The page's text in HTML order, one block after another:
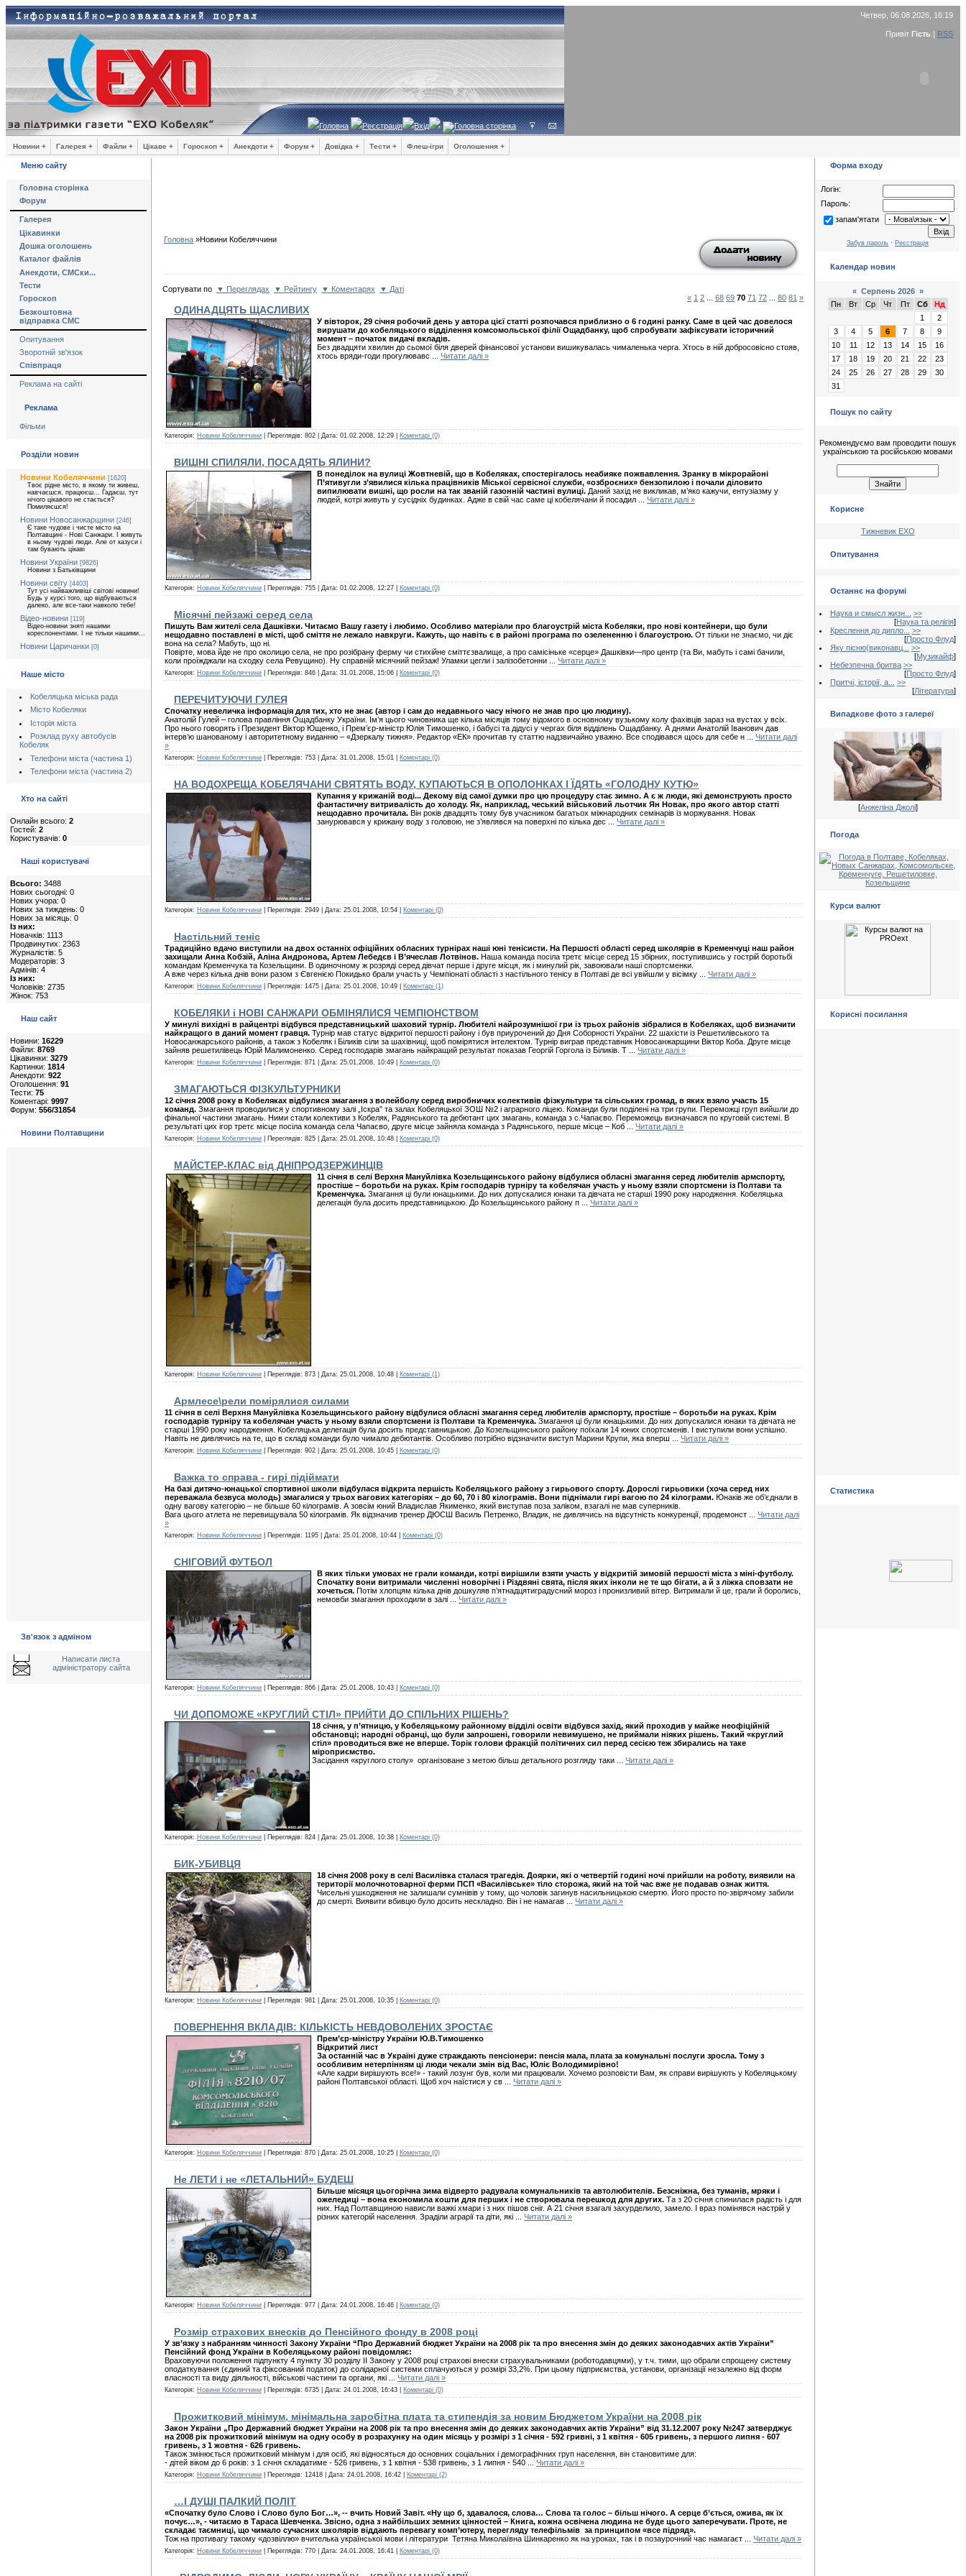
Четвер, 06.08.2026, 16:19
Привіт Гість | RSS
Головна Реєстрація Вхід
Новини + Галерея + Файли + Цікаве + Гороскоп + Анекдоти + Форум + Довідка + Тести + Флеш-ігри Оголошення +
Меню сайту
Головна сторінка
Форум
Галерея
Цікавинки
Дошка оголошень
Каталог файлів
Анекдоти, СМСки...
Тести
Гороскоп
Безкоштовна
відправка СМС
Опитування
Зворотній зв'язок
Співпраця
Реклама на сайті
Реклама
Фільми
Розділи новин
Новини Кобеляччини [1620]
Твоє рідне місто, в якому ти живеш,
навчаєшся, працюєш... Гадаєш, тут
нічого цікавого не стається?
Помиляєшся!
Новини Новосанжарщини [246]
Є таке чудове і чисте місто на
Полтавщині - Нові Санжари. І живуть
в ньому чудові люди. Але от казуси і
там бувають цікаві
Новини України [9826]
Новини з Батьківщини
Новини світу [4403]
Тут усі найважливіші світові новини!
Будь у курсі того, що відбуваються
далеко, але все-таки навколо тебе!
Відео-новини [119]
Відео-новини зняті нашими
кореспонентами. І не тільки нашими...
Новини Царичанки [0]
Наше місто
Кобеляцька міська рада
Місто Кобеляки
Історія міста
Розклад руху автобусів
Кобеляк
Телефони міста (частина 1)
Телефони міста (частина 2)
Хто на сайті
Онлайн всього: 2
Гостей: 2
Користувачів: 0
Наші користувачі
Всього: 3488
Нових сьогодні: 0
Нових учора: 0
Нових за тиждень: 0
Нових за місяць: 0
Із них:
Новачків: 1113
Продвинутих: 2363
Журналістів: 5
Модераторів: 3
Адмінів: 4
Із них:
Чоловіків: 2735
Жінок: 753
Наш сайт
Новини: 16229
Файли: 8769
Цікавинки: 3279
Картинки: 1814
Анекдоти: 922
Оголошення: 91
Тести: 75
Коментарі: 9997
Форум: 556/31854
Новини Полтавщини
Зв'язок з адміном
Написати листа
адміністратору сайта
Головна »Новини Кобеляччини
Сортувати по ▼ Переглядах ▼ Рейтингу ▼ Коментарях
▼ Даті
« 1 2 68 69 70 71 72 80 81 »
ОДИНАДЦЯТЬ ЩАСЛИВИХ
У вівторок, 29 січня робочий день у автора цієї статті розпочався приблизно о 6 годині ранку. Саме в цей час довелося
вирушати до кобеляцького відділення комсомольської філії Ощадбанку, щоб спробувати зафіксувати історичний
момент – початок видачі вкладів.
Без двадцяти хвилин до сьомої біля дверей фінансової установи вишикувалась чималенька черга. Хтось в ній добросовісно стояв,
хтось вряди-годи прогулювавс
Читати далі »
Категорія: Новини Кобеляччини | Переглядів: 802 | Дата: 01.02.2008, 12:29 Коментарі (0)
ВИШНІ СПИЛЯЛИ, ПОСАДЯТЬ ЯЛИНИ?
В понеділок на вулиці Жовтневій, що в Кобеляках, спостерігалось неабияке пожвавлення. Зранку в мікрорайоні
П’ятивугли з’явилися кілька працівників Міської сервісної служби, «озброєних» бензопилою і почали діловито
випилювати вишні, що росли на так званій газонній частині вулиці. Даний захід не викликав, м’яко кажучи, ентузіазму у
людей, котрі живуть у сусідніх будинках. Адже в свій час саме ці кобелячани й посадил
Читати далі »
Категорія: Новини Кобеляччини | Переглядів: 755 | Дата: 01.02.2008, 12:27 Коментарі (0)
Місячні пейзажі серед села
Пишуть Вам жителі села Дашківки. Читаємо Вашу газету і любимо. Особливо матеріали про благоустрій міста Кобеляки, про нові контейнери, що були
нещодавно поставлені в місті, щоб сміття не лежало навкруги. Кажуть, що навіть є в районі програма по озелененню і благоустрою. От тільки не знаємо, чи діє
вона на села? Мабуть, що ні.
Повірте, мова йде не про околицю села, не про розібрану ферму чи стихійне сміттєзвалище, а про самісіньке «серце» Дашківки—про центр (та Ви, мабуть і самі бачили,
коли проїжджали на сходку села Ревущино). Ну справній місячний пейзаж! Уламки цегли і залізобетонни
Читати далі »
Категорія: Новини Кобеляччини | Переглядів: 846 | Дата: 31.01.2008, 15:06 Коментарі (0)
ПЕРЕЧИТУЮЧИ ГУЛЕЯ
Спочатку невеличка інформація для тих, хто не знає (автор і сам до недавнього часу нічого не знав про цю людину).
Анатолій Гулей – голова правління Ощадбанку України. Ім’я цього чиновника ще кілька місяців тому відомого в основному вузькому колу фахівців зараз на вустах у всіх.
Про нього говорять і Президент Віктор Ющенко, і Прем’єр-міністр Юлія Тимошенко, і бабусі та дідусі у чергах біля відділень Ощадбанку. А днями Анатолій Іванович дав
інтерв’ю шанованому і авторитетному виданню – «Дзеркалу тижня». Редактор «ЕК» прочитав ту статтю надзвичайно уважно. Все сподівався щось для себе н
Читати далі
»
Категорія: Новини Кобеляччини | Переглядів: 753 | Дата: 31.01.2008, 15:01 Коментарі (0)
НА ВОДОХРЕЩА КОБЕЛЯЧАНИ СВЯТЯТЬ ВОДУ, КУПАЮТЬСЯ В ОПОЛОНКАХ І ЇДЯТЬ «ГОЛОДНУ КУТЮ»
Купання у крижаній воді... Декому від самої думки про цю процедуру стає зимно. А є ж люди, які демонструють просто
фантастичну витривалість до холоду. Як, наприклад, чеський військовий льотчик Ян Новак, про якого автор статті
нещодавно прочитала. Він років двадцять тому був учасником багатьох міжнародних семінарів із моржування. Новак
занурювався у крижану воду з головою, не з’являвся на поверхні по кілька дес
Читати далі »
Категорія: Новини Кобеляччини | Переглядів: 2949 | Дата: 25.01.2008, 10:54 Коментарі (0)
Настільний теніс
Традиційно вдачо виступили на двох останніх офіційних обласних турнірах наші юні тенісисти. На Першості області серед школярів в Кременчуці наш район
захищали Анна Кобзій, Аліна Андронова, Артем Лебедєв і В’ячеслав Лотвінов. Наша команда посіла третє місце серед 15 збірних, поступившись у гострій боротьбі
командам Кременчука та Козельщини. В одиночному ж розряді серед дівчат перше і друге місця, як і минулий рік, завоювали наші спортсменки.
А вже через кілька днів вони разом з Євгенією Покидько брали участь у Чемпіонаті області з настільного тенісу в Полтаві де всі увійшли у вісімку
Читати далі »
Категорія: Новини Кобеляччини | Переглядів: 1475 | Дата: 25.01.2008, 10:49 Коментарі (1)
КОБЕЛЯКИ і НОВІ САНЖАРИ ОБМІНЯЛИСЯ ЧЕМПІОНСТВОМ
У минулі вихідні в райцентрі відбувся представницький шаховий турнір. Любителі найрозумнішої гри із трьох районів зібралися в Кобеляках, щоб визначити
найкращого в даний момент гравця. Турнір мав статус відкритої першості району і був приурочений до Дня Соборності України. 22 шахісти із Решетилівського та
Новосанжарського районів, а також з Кобеляк і Біликів сіли за шахівниці, щоб помірятися інтелектом. Турнір виграв представник Новосанжарщини Віктор Коба. Друге місце
зайняв решетилівець Юрій Малимоненко. Серед господарів змагань найкращий результат показав Георгій Горгола із Біликів. Т
Читати далі »
Категорія: Новини Кобеляччини | Переглядів: 871 | Дата: 25.01.2008, 10:49 Коментарі (0)
ЗМАГАЮТЬСЯ ФІЗКУЛЬТУРНИКИ
12 січня 2008 року в Кобеляках відбулися змагання з волейболу серед виробничих колективів фізкультури та сільських громад, в яких взяло участь 15
команд. Змагання проводилися у спортивному залі „Іскра” та залах Кобеляцької ЗОШ №2 і аграрного ліцею. Команди були поділені на три групи. Переможці груп вийшли до
фінальної частини змагань. Ними стали колективи з Кобеляк, Радянського та дебютант цих змагань, команда з с.Чапаєво. Переможець визначався по круговій системі. В
результаті цих ігор третє місце посіла команда села Чапаєво, друге місце зайняла команда з Радянського, перше місце – Коб
Читати далі »
Категорія: Новини Кобеляччини | Переглядів: 825 | Дата: 25.01.2008, 10:48 Коментарі (0)
МАЙСТЕР-КЛАС від ДНІПРОДЗЕРЖИНЦІВ
11 січня в селі Верхня Мануйлівка Козельщинського району відбулися обласні змагання серед любителів армспорту,
простіше – боротьби на руках. Крім господарів турніру та кобелячан участь у ньому взяли спортсмени із Полтави та
Кременчука. Змагання ці були юнацькими. До них допускалися юнаки та дівчата не старші 1990 року народження. Кобеляцька
делегація була досить представницькою. До Козельщинського району п
Читати далі »
Категорія: Новини Кобеляччини | Переглядів: 873 | Дата: 25.01.2008, 10:48 Коментарі (1)
Армлесе\рели помірялися силами
11 січня в селі Верхня Мануйлівка Козельщинського району відбулися обласні змагання серед любителів армспорту, простіше – боротьби на руках. Крім
господарів турніру та кобелячан участь у ньому взяли спортсмени із Полтави та Кременчука. Змагання ці були юнацькими. До них допускалися юнаки та дівчата не
старші 1990 року народження. Кобеляцька делегація була досить представницькою. До Козельщинського району поїхали 14 юних спортсменів. І виступили вони успішно.
Навіть не дивлячись на те, що в складі команди було чимало дебютантів. Особливо потрібно відзначити виступ Марини Крупи, яка вперш
Читати далі »
Категорія: Новини Кобеляччини | Переглядів: 902 | Дата: 25.01.2008, 10:45 Коментарі (0)
Важка то справа - гирі підіймати
На базі дитячо-юнацької спортивної школи відбулася відкрита першість Кобеляцького району з гирьового спорту. Дорослі гирьовики (хоча серед них
переважала безвуса молодь) змагалися у трьох вагових категоріях – до 60, 70 і 80 кілограмів. Вони піднімали гирі вагою по 24 кілограми. Юнаків же об’єднали в
одну вагову категорію – не більше 60 кілограмів. А зовсім юний Владислав Якименко, який виступав поза заліком, взагалі не мав суперників.
Вага цього атлета не перевищувала 50 кілограмів. Як відзначив тренер ДЮСШ Василь Петренко, Владик, не дивлячись на відсутність конкуренції, продемонст
Читати далі
»
Категорія: Новини Кобеляччини | Переглядів: 1195 | Дата: 25.01.2008, 10:44 Коментарі (0)
СНІГОВИЙ ФУТБОЛ
В яких тільки умовах не грали команди, котрі вирішили взяти участь у відкритій зимовій першості міста з міні-футболу.
Спочатку вони витримали численні новорічні і Різдвяні свята, після яких інколи не те що бігати, а й з ліжка сповзати не
хочеться. Потім хлопцям кілька днів дошкуляв п’ятнадцятиградусний мороз і пронизливий вітер. Витримали й це, грали й боролись,
немовби змагання проходили в залі
Читати далі »
Категорія: Новини Кобеляччини | Переглядів: 866 | Дата: 25.01.2008, 10:43 Коментарі (0)
ЧИ ДОПОМОЖЕ «КРУГЛИЙ СТІЛ» ПРИЙТИ ДО СПІЛЬНИХ РІШЕНЬ?
18 січня, у п’ятницю, у Кобеляцькому районному відділі освіти відбувся захід, який проходив у майже неофіційній
обстановці; народні обранці, що були запрошені, говорили невимушено, не приймали ніяких рішень. Такий «круглий
стіл» проводиться вже не вперше. Торік голови фракцій політичних сил перед сесією теж збирались на таке
міроприємство.
Засідання «круглого столу» організоване з метою більш детального розгляду таки
Читати далі »
Категорія: Новини Кобеляччини | Переглядів: 824 | Дата: 25.01.2008, 10:38 Коментарі (0)
БИК-УБИВЦЯ
18 січня 2008 року в селі Василівка сталася трагедія. Доярки, які о четвертій годині ночі прийшли на роботу, виявили на
території молочнотоварної ферми ПСП «Василівське» тіло сторожа, який на той час вже не подавав ознак життя.
Чисельні ушкодження не залишали сумнівів у тому, що чоловік загинув насильницькою смертю. Його просто по-звірячому забили
до смерті. Виявити вбивцю було досить нескладно. Він і не намагав
Читати далі »
Категорія: Новини Кобеляччини | Переглядів: 981 | Дата: 25.01.2008, 10:35 Коментарі (0)
ПОВЕРНЕННЯ ВКЛАДІВ: КІЛЬКІСТЬ НЕВДОВОЛЕНИХ ЗРОСТАЄ
Прем’єр-міністру України Ю.В.Тимошенко
Відкритий лист
За останній час в Україні дуже страждають пенсіонери: пенсія мала, плата за комунальні послуги зросла. Тому з
особливим нетерпінням ці люди чекали змін від Вас, Юліє Володимирівно!
«Але кадри вирішують все!» - такий лозунг був, коли ми працювали. Хочемо розповісти Вам, як справи вирішують у Кобеляцькому
районі Полтавської області. Щоб хоч наїстися у св
Читати далі »
Категорія: Новини Кобеляччини | Переглядів: 870 | Дата: 25.01.2008, 10:25 Коментарі (0)
Не ЛЕТИ і не «ЛЕТАЛЬНИЙ» БУДЕШ
Більше місяця цьогорічна зима відверто радувала комунальників та автолюбителів. Безсніжна, без туманів, мряки і
ожеледиці – вона економила кошти для перших і не створювала перешкод для других. Та з 20 січня спинилася радість і для
них. Над Полтавщиною нависли важкі хмари і з них пішов сніг. А 21 січня взагалі захурделило, замело. І враз помінявся настрій у
різних категорій населення. Зраділи аграрії та діти, які
Читати далі »
Категорія: Новини Кобеляччини | Переглядів: 977 | Дата: 24.01.2008, 16:46 Коментарі (0)
Розмір страхових внесків до Пенсійного фонду в 2008 році
У зв’язку з набранням чинності Закону України “Про Державний бюджет України на 2008 рік та про внесення змін до деяких законодавчих актів України”
Пенсійний фонд України в Кобеляцькому районі повідомляє:
Враховуючи положення підпункту 4 пункту 30 розділу ІІ Закону у 2008 році страхові внески страхувальниками (роботодавцями), у т.ч. тими, що обрали спрощену систему
оподаткування (єдиний та фіксований податок) до солідарної системи сплачуються у розмірі 33,2%. При цьому підприємства, установи, організації незалежно від форм
власності та виду діяльності, військові частини та органи, які
Читати далі »
Категорія: Новини Кобеляччини | Переглядів: 6735 | Дата: 24.01.2008, 16:43 Коментарі (0)
Прожитковий мінімум, мінімальна заробітна плата та стипендія за новим Бюджетом України на 2008 рік
Закон України „Про Державний бюджет України на 2008 рік та про внесення змін до деяких законодавчих актів України” від 31.12.2007 року №247 затверджує
на 2008 рік прожитковий мінімум на одну особу в розрахунку на один місяць у розмірі з 1 січня - 592 гривні, з 1 квітня - 605 гривень, з першого липня - 607
гривень, з 1 жовтня - 626 гривень.
Також змінюється прожитковий мінімум і для осіб, які відносяться до основних соціальних і демографічних груп населення, він становитиме для:
- дітей віком до 6 років: з 1 січня складатиме - 526 гривень, з 1 квітня - 538 гривень, з 1 липня - 540
Читати далі »
Категорія: Новини Кобеляччини | Переглядів: 12418 | Дата: 24.01.2008, 16:42 Коментарі (2)
…І ДУШІ ПАЛКИЙ ПОЛІТ
«Спочатку було Слово і Слово було Бог…», -- вчить Новий Завіт. «Ну що б, здавалося, слова… Слова та голос – більш нічого. А серце б’ється, ожива, як їх
почує…», - читаємо в Тараса Шевченка. Звісно, одна з найбільших земних цінностей – Книга, кожна освічена людина не буде цього заперечувати. Проте, не
складає таємниці, що чимало сучасних школярів віддають перевагу комп’ютеру, перегляду телефільмів за принципом «все підряд».
Тож на противагу такому «дозвіллю» вчителька української мови і літератури Тетяна Миколаївна Шинкаренко як на уроках, так і в позаурочний час намагаєт
Читати далі »
Категорія: Новини Кобеляччини | Переглядів: 770 | Дата: 24.01.2008, 16:41 Коментарі (0)
Форма входу
Логін:
Пароль:
запам'ятати
Забув пароль · Реєстрація
Календар новин
« Серпень 2026 »
Пн
Вт Ср Чт Пт Сб
Нд
1
2
3
4 5 6 7 8
9
10
11 12 13 14 15
16
17
18 19 20 21 22
23
24
25 26 27 28 29
30
31
Пошук по сайту
Рекомендуємо вам проводити пошук
українською та російською мовами
Корисне
Тижневик ЕХО
Опитування
Останнє на форумі
Наука и смысл жизн...
>>
[Наука та релігія]
Креслення до дипло...
>>
[Просто Флуд]
Яку пісню(виконавц...
>>
[Музикайф]
Небезпечна бритва >>
[Просто Флуд]
Притчі, історії, а...
>>
[Література]
Випадкове фото з галереї
[Анжеліна Джолі]
Погода
Курси валют
Корисні посилання
Статистика